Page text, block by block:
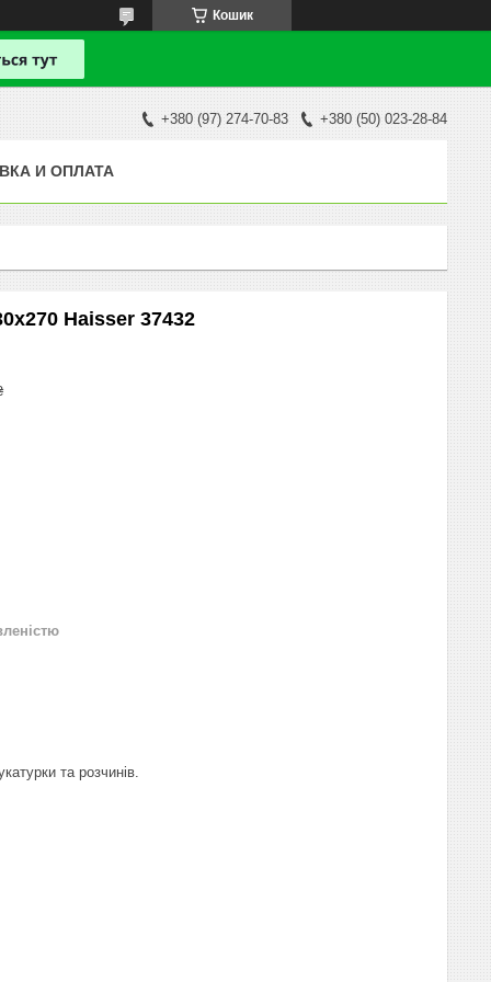
Кошик
+380 (97) 274-70-83 +380 (50) 023-28-84
И ОПЛАТА
Haisser 37432
та розчинів.